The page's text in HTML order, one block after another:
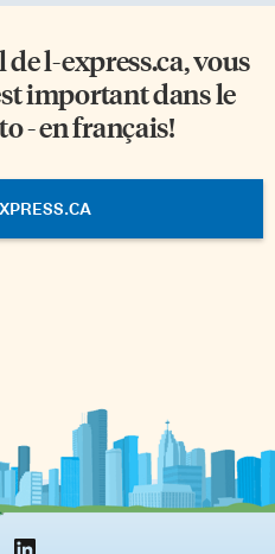
del-express.ca, vous
important dans le
- en français!